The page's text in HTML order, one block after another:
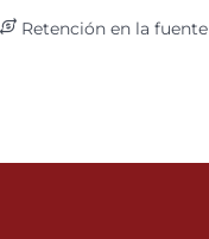
Retención en la fuente